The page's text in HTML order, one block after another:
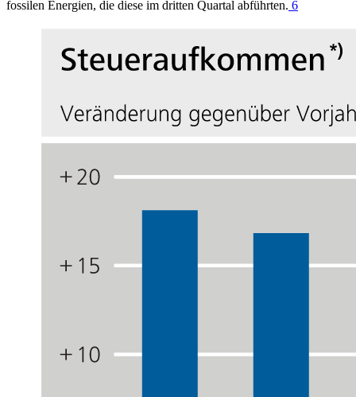
fossilen Energien, die diese im dritten Quartal abführten. 6